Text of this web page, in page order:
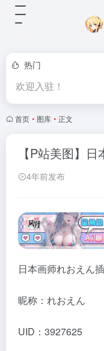
热门
欢迎入驻！
首页 • 图库 • 正文
【P站美图】
4年前发布
日本画师れおえん
昵称：れおえん
UID：3927625